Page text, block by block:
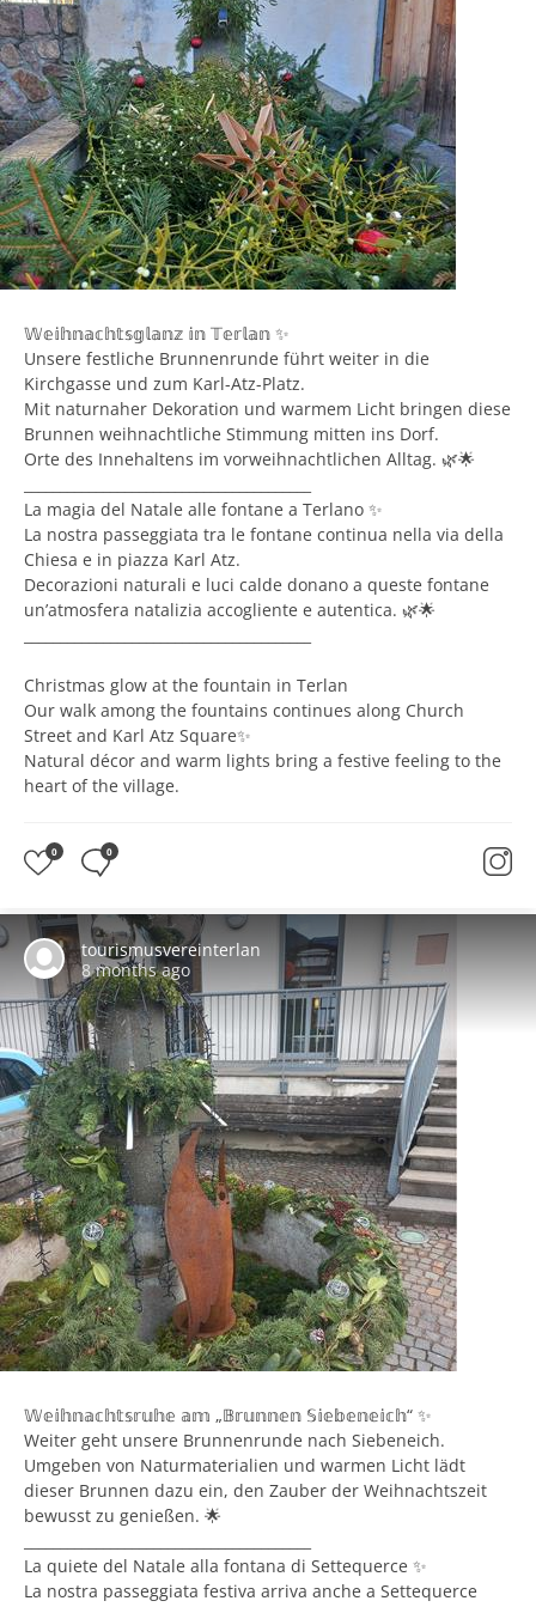
𝕎𝕖𝕚𝕙𝕟𝕒𝕔𝕙𝕥𝕤𝕘𝕝𝕒𝕟𝕫 𝕚𝕟 𝕋𝕖𝕣𝕝𝕒𝕟 ✨
Unsere festliche Brunnenrunde führt weiter in die
Kirchgasse und zum Karl-Atz-Platz.
Mit naturnaher Dekoration und warmem Licht bringen diese
Brunnen weihnachtliche Stimmung mitten ins Dorf.
Orte des Innehaltens im vorweihnachtlichen Alltag. 🌿🌟
La magia del Natale alle fontane a Terlano ✨
La nostra passeggiata tra le fontane continua nella via della
Chiesa e in piazza Karl Atz.
Decorazioni naturali e luci calde donano a queste fontane
un’atmosfera natalizia accogliente e autentica. 🌿🌟
Christmas glow at the fountain in Terlan
Our walk among the fountains continues along Church
Street and Karl Atz Square✨
Natural décor and warm lights bring a festive feeling to the
heart of the village.
0 0
tourismusvereinterlan
8 months ago
𝕎𝕖𝕚𝕙𝕟𝕒𝕔𝕙𝕥𝕤𝕣𝕦𝕙𝕖 𝕒𝕞 „𝔹𝕣𝕦𝕟𝕟𝕖𝕟 𝕊𝕚𝕖𝕓𝕖𝕟𝕖𝕚𝕔𝕙“ ✨
Weiter geht unsere Brunnenrunde nach Siebeneich.
Umgeben von Naturmaterialien und warmen Licht lädt
dieser Brunnen dazu ein, den Zauber der Weihnachtszeit
bewusst zu genießen. 🌟
La quiete del Natale alla fontana di Settequerce ✨
La nostra passeggiata festiva arriva anche a Settequerce